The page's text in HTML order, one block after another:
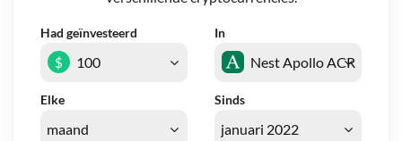
Had geïnvesteerd In
Elke Sinds
$